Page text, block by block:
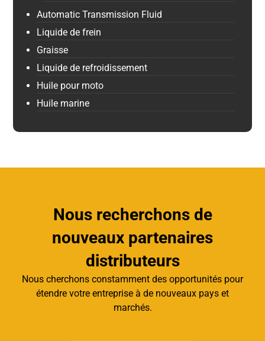
Automatic Transmission Fluid
Liquide de frein
Graisse
Liquide de refroidissement
Huile pour moto
Huile marine
Nous recherchons de
nouveaux partenaires
distributeurs
Nous cherchons constamment des opportunités pour
étendre votre entreprise à de nouveaux pays et
marchés.